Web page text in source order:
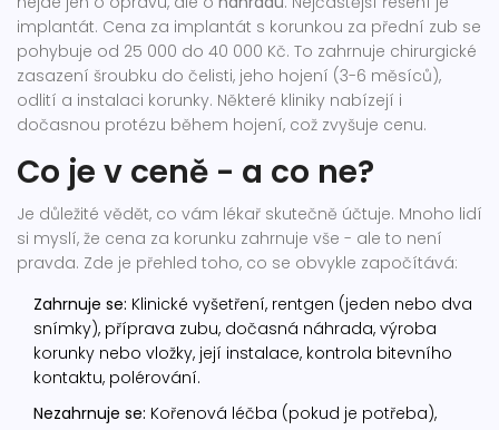
implantát. Cena za implantát s korunkou za přední zub se
pohybuje od 25 000 do 40 000 Kč. To zahrnuje chirurgické
zasazení šroubku do čelisti, jeho hojení (3-6 měsíců),
odlití a instalaci korunky. Některé kliniky nabízejí i
dočasnou protézu během hojení, což zvyšuje cenu.
Co je v ceně - a co ne?
Je důležité vědět, co vám lékař skutečně účtuje. Mnoho lidí
si myslí, že cena za korunku zahrnuje vše - ale to není
pravda. Zde je přehled toho, co se obvykle započítává:
Zahrnuje se: Klinické vyšetření, rentgen (jeden nebo dva
snímky), příprava zubu, dočasná náhrada, výroba
korunky nebo vložky, její instalace, kontrola bitevního
kontaktu, polérování.
Nezahrnuje se: Kořenová léčba (pokud je potřeba),